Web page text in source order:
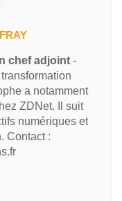
chef adjoint -
a notamment
ZDNet. Il suit
numériques et
Contact :